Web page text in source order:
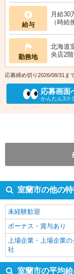
給与
月給30
（時
勤務地
北海道
央店2階
応募締め切り2026/08/31ま
応募画面
かんたん3ス
室蘭市の他の
未経験歓迎
ボーナス・賞与あり
上場企業・上場企業
社
室蘭市の平均